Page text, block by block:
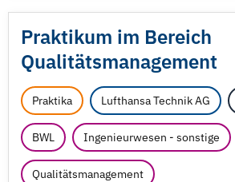
Praktikum im Bereich
Qualitätsmanagement
Praktika Lufthansa Technik AG
BWL Ingenieurwesen - sonstige
Qualitätsmanagement